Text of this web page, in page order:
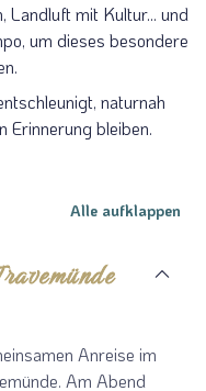
Landluft mit Kultur... und
um dieses besondere
naturnah
Erinnerung bleiben.
Alle aufklappen
Anreise im
Am Abend